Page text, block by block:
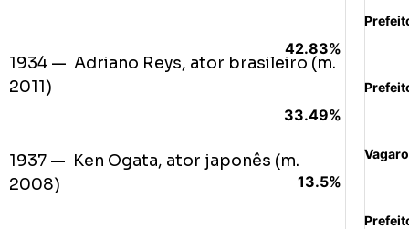
1934 — Adriano Reys, ator brasileiro (m.
2011)
1937 — Ken Ogata, ator japonês (m.
2008)
42.83%
33.49%
13.5%